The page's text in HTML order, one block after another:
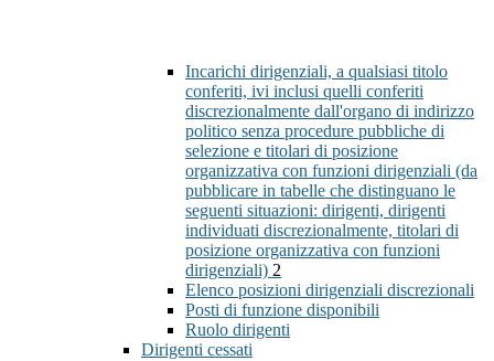
Incarichi dirigenziali, a qualsiasi titolo
conferiti, ivi inclusi quelli conferiti
discrezionalmente dall'organo di indirizzo
politico senza procedure pubbliche di
selezione e titolari di posizione
organizzativa con funzioni dirigenziali (da
pubblicare in tabelle che distinguano le
seguenti situazioni: dirigenti, dirigenti
individuati discrezionalmente, titolari di
posizione organizzativa con funzioni
dirigenziali) 2
Elenco posizioni dirigenziali discrezionali
Posti di funzione disponibili
Ruolo dirigenti
Dirigenti cessati